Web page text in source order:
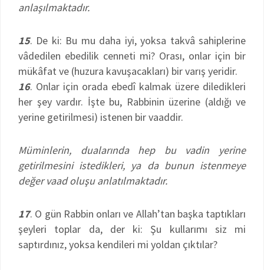
anlaşılmaktadır.
15. De ki: Bu mu daha iyi, yoksa takvâ sahiplerine
vâdedilen ebedilik cenneti mi? Orası, onlar için bir
mükâfat ve (huzura kavuşacakları) bir varış yeridir.
16. Onlar için orada ebedî kalmak üzere diledikleri
her şey vardır. İşte bu, Rabbinin üzerine (aldığı ve
yerine getirilmesi) istenen bir vaaddir.
Müminlerin, dualarında hep bu vadin yerine
getirilmesini istedikleri, ya da bunun istenmeye
değer vaad oluşu anlatılmaktadır.
17. O gün Rabbin onları ve Allah’tan başka taptıkları
şeyleri toplar da, der ki: Şu kullarımı siz mi
saptırdınız, yoksa kendileri mi yoldan çıktılar?